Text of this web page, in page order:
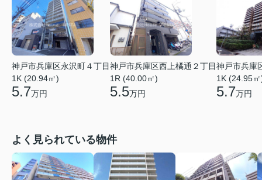
神戸市兵庫区永沢町４丁目
1K (20.94㎡)
5.7万円
神戸市兵庫区西上橘通２丁目
1R (40.00㎡)
5.5万円
神戸市兵庫
1K (24.95
5.7万円
よく見られている物件